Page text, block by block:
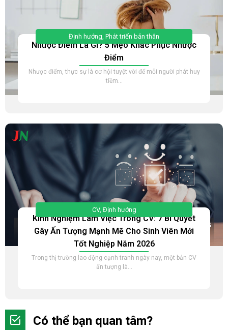
Định hướng, Phát triển bản thân
Nhược Điểm Là Gì? 5 Mẹo Khắc Phục Nhược
Điểm
Nhược điểm, thực sự là cơ hội tuyệt vời để mỗi người phát huy
tiềm...
CV, Định hướng
Kinh Nghiệm Làm Việc Trong CV: 7 Bí Quyết
Gây Ấn Tượng Mạnh Mẽ Cho Sinh Viên Mới
Tốt Nghiệp Năm 2026
Trong thị trường lao động cạnh tranh ngày nay, một bản CV
ấn tượng là...
Có thể bạn quan tâm?